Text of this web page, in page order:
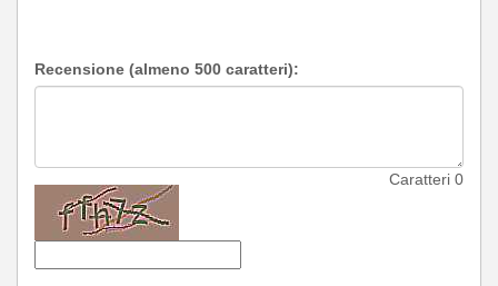
Recensione (almeno 500 caratteri):
Caratteri 0